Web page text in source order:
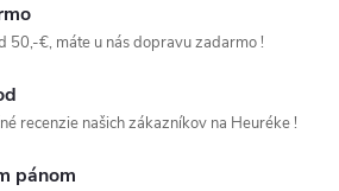
50,-€, máte u nás dopravu zadarmo !
recenzie našich zákazníkov na Heuréke !
pánom